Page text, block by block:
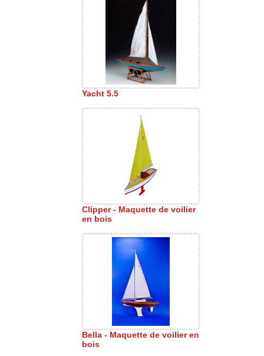
Yacht 5.5
Clipper - Maquette de voilier
en bois
Bella - Maquette de voilier en
bois